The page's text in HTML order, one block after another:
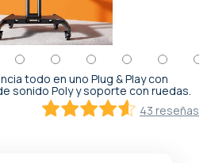
todo en uno Plug & Play con
sonido Poly y soporte con ruedas.
43 reseñas